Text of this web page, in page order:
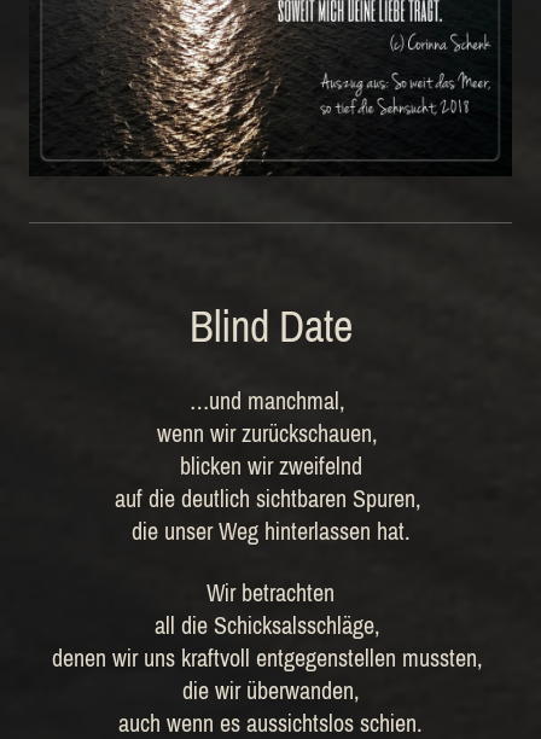
Blind Date
…und manchmal,
wenn wir zurückschauen,
blicken wir zweifelnd
auf die deutlich sichtbaren Spuren,
die unser Weg hinterlassen hat.
Wir betrachten
all die Schicksalsschläge,
denen wir uns kraftvoll entgegenstellen mussten,
die wir überwanden,
auch wenn es aussichtslos schien.